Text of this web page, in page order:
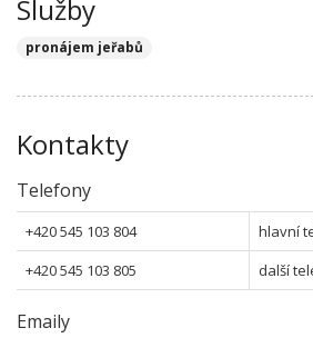
Služby
pronájem jeřabů
Kontakty
Telefony
+420 545 103 804
hlavní
+420 545 103 805
další
Emaily